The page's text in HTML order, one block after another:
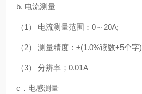
b. 电流测量
（1） 电流测量范围：0～20A;
（2） 测量精度：±(1.0%读数+5个字)
（3） 分辨率；0.01A
c．电感测量